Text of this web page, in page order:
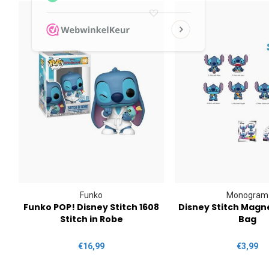
Funko
Funko POP! Disney Stitch 1608
Stitch in Robe
€16,99
Monogram
Disney Stitch
Bag
€3,99